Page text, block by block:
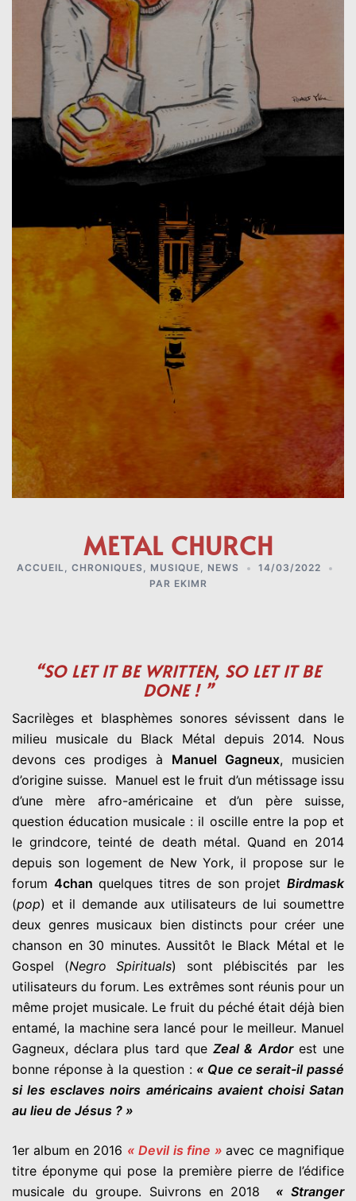
METAL CHURCH
ACCUEIL, CHRONIQUES , MUSIQUE, NEWS
14/03/2022
PAR EKIMR
“SO LET IT BE WRITTEN, SO LET IT BE
DONE ! ”
Sacrilèges et blasphèmes sonores sévissent dans le
milieu musicale du Black Métal depuis 2014. Nous
devons ces prodiges à Manuel Gagneux, musicien
d’origine suisse. Manuel est le fruit d’un métissage issu
d’une mère afro-américaine et d’un père suisse,
question éducation musicale : il oscille entre la pop et
le grindcore, teinté de death métal. Quand en 2014
depuis son logement de New York, il propose sur le
forum 4chan quelques titres de son projetBirdmask
(pop) et il demande aux utilisateurs de lui soumettre
deux genres musicaux bien distincts pour créer une
chanson en 30 minutes. Aussitôt le Black Métal et le
Gospel (Negro Spirituals) sont plébiscités par les
utilisateurs du forum. Les extrêmes sont réunis pour un
même projet musicale. Le fruit du péché était déjà bien
entamé, la machine sera lancé pour le meilleur. Manuel
Gagneux, déclara plus tard queZeal & Ardor est une
bonne réponse à la question : « Que ce serait-il passé
si les esclaves noirs américains avaient choisi Satan
au lieu de Jésus ? »
1er album en 2016 « Devil is fine »avec ce magnifique
titre éponyme qui pose la première pierre de l’édifice
musicale du groupe. Suivrons en 2018 « Stranger